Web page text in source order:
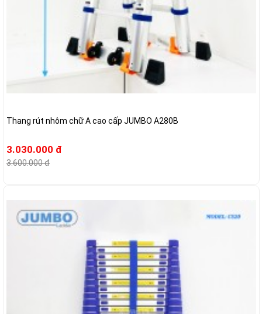
Thang rút nhôm chữ A cao cấp JUMBO A280B
3.030.000 đ
3.600.000 đ